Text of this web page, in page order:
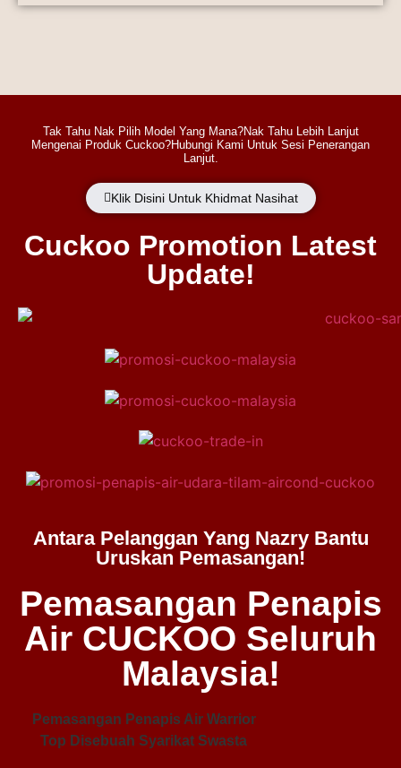
Tak Tahu Nak Pilih Model Yang Mana?Nak Tahu Lebih Lanjut
Mengenai Produk Cuckoo?Hubungi Kami Untuk Sesi Penerangan
Lanjut.
Klik Disini Untuk Khidmat Nasihat
Cuckoo Promotion Latest
Update!
Antara Pelanggan Yang Nazry Bantu
Uruskan Pemasangan!
Pemasangan Penapis
Air CUCKOO Seluruh
Malaysia!
Pemasangan Penapis Air Warrior
Top Disebuah Syarikat Swasta